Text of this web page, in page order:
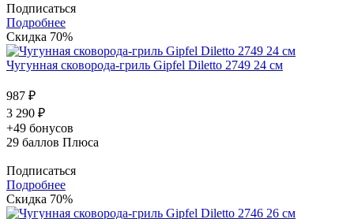
Подписаться
Подробнее
Скидка 70%
Чугунная сковорода-гриль Gipfel Diletto 2749 24 см
987 ₽
3 290 ₽
+49 бонусов
29 баллов Плюса
Подписаться
Подробнее
Скидка 70%